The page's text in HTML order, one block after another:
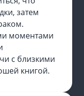
затем
моментами
с близкими
книгой.